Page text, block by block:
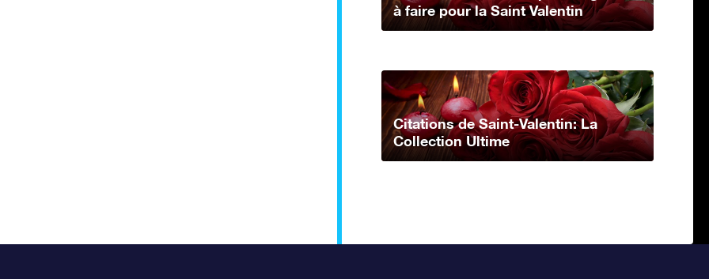
à faire pour la Saint Valentin
Citations de Saint-Valentin: La
Collection Ultime